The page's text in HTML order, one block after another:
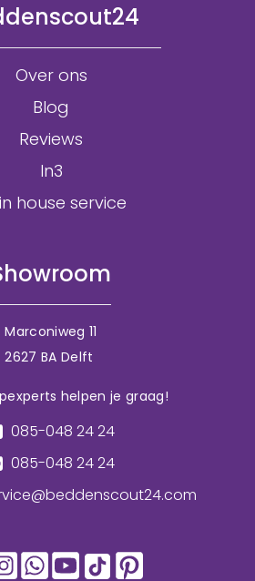
Over ons
Blog
Reviews
In3
house service
Marconiweg 11
2627 BA Delft
helpen je graag!
085-048 24 24
085-048 24 24